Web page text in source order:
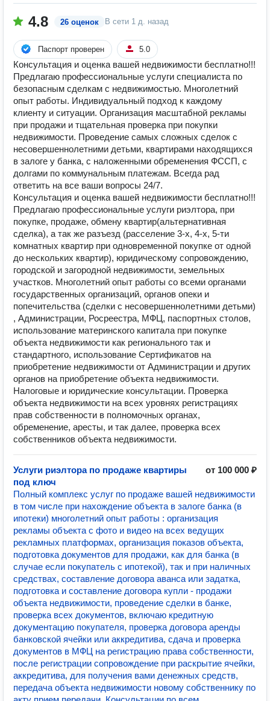
4.8 26 оценок В сети 1 д. назад
Паспорт проверен 5.0
Консультация и оценка вашей недвижимости бесплатно!!!
Предлагаю профессиональные услуги специалиста по
безопасным сделкам с недвижимостью. Многолетний
опыт работы. Индивидуальный подход к каждому
клиенту и ситуации. Организация масштабной рекламы
при продажи и тщательная проверка при покупки
недвижимости. Проведение самых сложных сделок с
несовершеннолетними детьми, квартирами находящихся
в залоге у банка, с наложенными обременения ФССП, с
долгами по коммунальным платежам. Всегда рад
ответить на все ваши вопросы 24/7.
Консультация и оценка вашей недвижимости бесплатно!!!
Предлагаю профессиональные услуги риэлтора, при
покупке, продаже, обмену квартир(альтернативная
сделка), а так же разъезд (расселение 3-х, 4-х, 5-ти
комнатных квартир при одновременной покупке от одной
до нескольких квартир), юридическому сопровождению,
городской и загородной недвижимости, земельных
участков. Многолетний опыт работы со всеми органами
государственных организаций, органов опеки и
попечительства (сделки с несовершеннолетними детьми)
, Администрации, Росреестра, МФЦ, паспортных столов,
использование материнского капитала при покупке
объекта недвижимости как регионального так и
стандартного, использование Сертификатов на
приобретение недвижимости от Администрации и других
органов на приобретение объекта недвижимости.
Налоговые и юридические консультации. Проверка
объекта недвижимости на всех уровнях регистрациях
прав собственности в полномочных органах,
обременение, аресты, и так далее, проверка всех
собственников объекта недвижимости.
Услуги риэлтора по продаже квартиры
под ключ
от 100 000 ₽
Полный комплекс услуг по продаже вашей недвижимости
в том числе при нахождение объекта в залоге банка (в
ипотеки) многолетний опыт работы : организация
рекламы объекта с фото и видео на всех ведущих
рекламных платформах, организация показов объекта,
подготовка документов для продажи, как для банка (в
случае если покупатель с ипотекой), так и при наличных
средствах, составление договора аванса или задатка,
подготовка и составление договора купли - продажи
объекта недвижимости, проведение сделки в банке,
проверка всех документов, включаю кредитную
документацию покупателя, проверка договора аренды
банковской ячейки или аккредитива, сдача и проверка
документов в МФЦ на регистрацию права собственности,
после регистрации сопровождение при раскрытие ячейки,
аккредитива, для получения вами денежных средств,
передача объекта недвижимости новому собственнику по